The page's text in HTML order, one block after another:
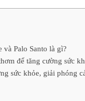
Palo Santo là gì?
để tăng cường sức
sức khỏe, giải phóng